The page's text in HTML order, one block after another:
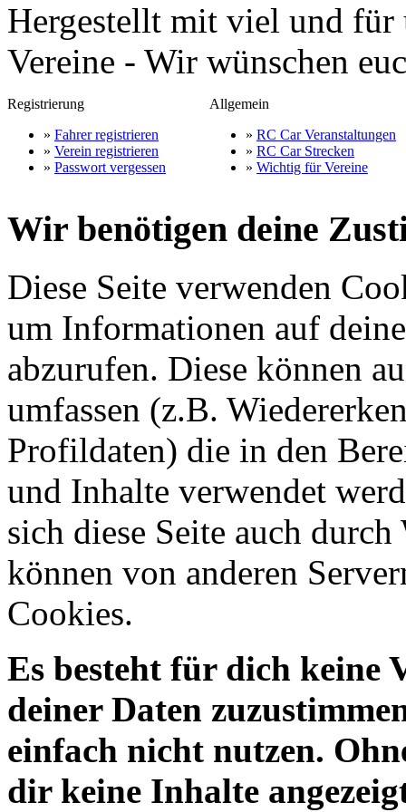
Hergestellt mit viel und für
Vereine - Wir wünschen
Registrierung
» Fahrer registrieren
» Verein registrieren
» Passwort vergessen
Allgemein
» RC Car Veranstaltungen
» RC Car Strecken
» Wichtig für Vereine
Wir benötigen deine
Diese Seite verwenden
um Informationen auf
abzurufen. Diese können
umfassen (z.B.
Profildaten) die in den
und Inhalte verwendet
sich diese Seite auch durch
können von anderen
Cookies.
Es besteht für dich keine
deiner Daten
einfach nicht nutzen.
dir keine Inhalte